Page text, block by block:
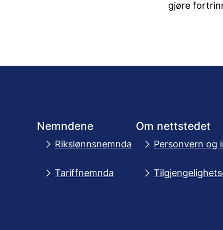
gjøre
Nemndene
Rikslønnsnemnda
Tariffnemnda
Om nettstedet
Personvern og